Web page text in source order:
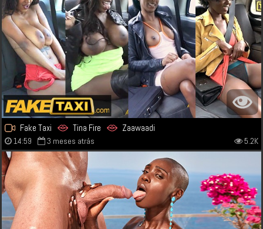
Fake Taxi Tina Fire Zaawaadi
14:59 3 meses atrás 5.2K